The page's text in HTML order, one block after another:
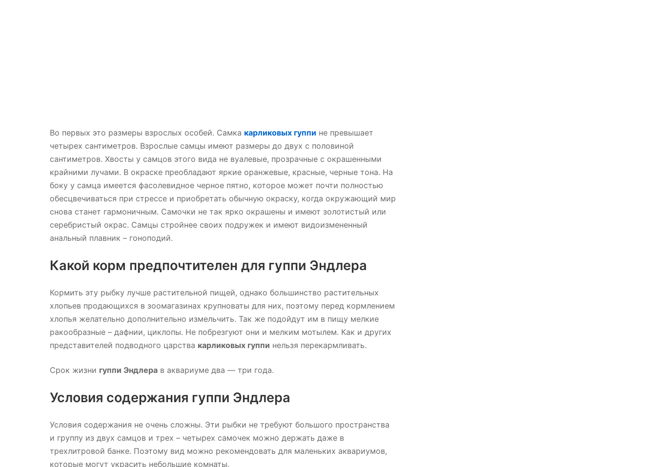
Во первых это размеры взрослых особей. Самка карликовых гуппи не превышает
четырех сантиметров. Взрослые самцы имеют размеры до двух с половиной
сантиметров. Хвосты у самцов этого вида не вуалевые, прозрачные с окрашенными
крайними лучами. В окраске преобладают яркие оранжевые, красные, черные тона. На
боку у самца имеется фасолевидное черное пятно, которое может почти полностью
обесцвечиваться при стрессе и приобретать обычную окраску, когда окружающий мир
снова станет гармоничным. Самочки не так ярко окрашены и имеют золотистый или
серебристый окрас. Самцы стройнее своих подружек и имеют видоизмененный
анальный плавник – гоноподий.
Какой корм предпочтителен для гуппи Эндлера
Кормить эту рыбку лучше растительной пищей, однако большинство растительных
хлопьев продающихся в зоомагазинах крупноваты для них, поэтому перед кормлением
хлопья желательно дополнительно измельчить. Так же подойдут им в пищу мелкие
ракообразные – дафнии, циклопы. Не побрезгуют они и мелким мотылем. Как и других
представителей подводного царства карликовых гуппи нельзя перекармливать.
Срок жизни гуппи Эндлера в аквариуме два — три года.
Условия содержания гуппи Эндлера
Условия содержания не очень сложны. Эти рыбки не требуют большого пространства
и группу из двух самцов и трех – четырех самочек можно держать даже в
трехлитровой банке. Поэтому вид можно рекомендовать для маленьких аквариумов,
которые могут украсить небольшие комнаты.